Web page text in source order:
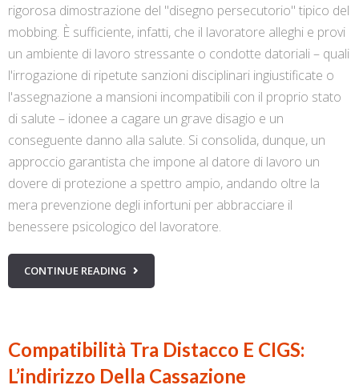
rigorosa dimostrazione del "disegno persecutorio" tipico del
mobbing. È sufficiente, infatti, che il lavoratore alleghi e provi
un ambiente di lavoro stressante o condotte datoriali – quali
l'irrogazione di ripetute sanzioni disciplinari ingiustificate o
l'assegnazione a mansioni incompatibili con il proprio stato
di salute – idonee a cagare un grave disagio e un
conseguente danno alla salute. Si consolida, dunque, un
approccio garantista che impone al datore di lavoro un
dovere di protezione a spettro ampio, andando oltre la
mera prevenzione degli infortuni per abbracciare il
benessere psicologico del lavoratore.
CONTINUE READING
Compatibilità Tra Distacco E CIGS:
L’indirizzo Della Cassazione